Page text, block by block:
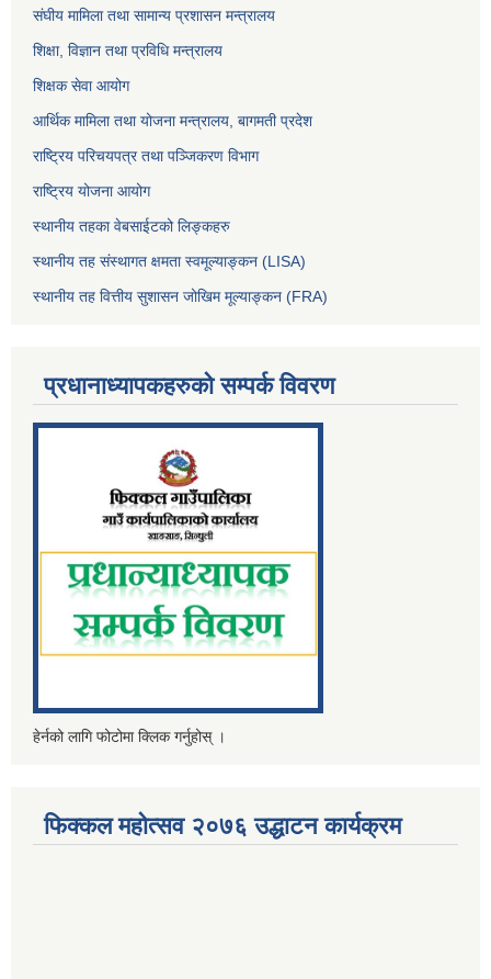
संघीय मामिला तथा सामान्य प्रशासन मन्त्रालय
शिक्षा, विज्ञान तथा प्रविधि मन्त्रालय
शिक्षक सेवा आयोग
आर्थिक मामिला तथा योजना मन्त्रालय, बागमती प्रदेश
राष्ट्रिय परिचयपत्र तथा पञ्जिकरण विभाग
राष्ट्रिय योजना आयोग
स्थानीय तहका वेबसाईटको लिङ्कहरु
स्थानीय तह संस्थागत क्षमता स्वमूल्याङ्कन (LISA)
स्थानीय तह वित्तीय सुशासन जोखिम मूल्याङ्कन (FRA)
प्रधानाध्यापकहरुको सम्पर्क विवरण
हेर्नको लागि फोटोमा क्लिक गर्नुहोस् ।
फिक्कल महोत्सव २०७६ उद्धाटन कार्यक्रम